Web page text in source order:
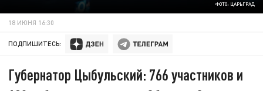
ФОТО: ЦАРЬГРАД
18 ИЮНЯ 16:30
ПОДПИШИТЕСЬ:
Губернатор Цыбульский: 766 участников и